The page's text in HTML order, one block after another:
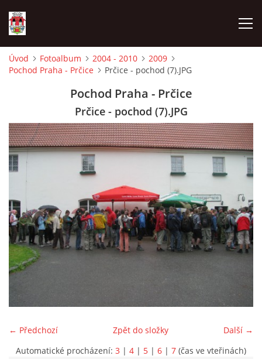
ÚVOD
HASIČI
VIDEA
OBČASNÍK
Úvod Fotoalbum 2004 - 2010
2009
Pochod Praha - Prčice
Prčice - pochod (7).JPG
Pochod Praha - Prčice
Prčice - pochod (7).JPG
← Předchozí Další →
Zpět do složky
Automatické procházení: 3 | 4 | 5 | 6 | 7 (čas ve vteřinách)